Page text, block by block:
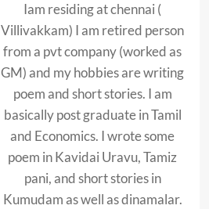
Iam residing at chennai (
Villivakkam) I am retired person
from a pvt company (worked as
GM) and my hobbies are writing
poem and short stories. I am
basically post graduate in Tamil
and Economics. I wrote some
poem in Kavidai Uravu, Tamiz
pani, and short stories in
Kumudam as well as dinamalar.